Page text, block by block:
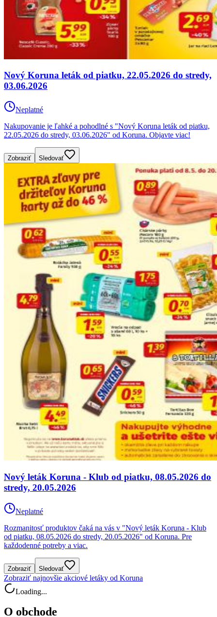
Nový Koruna leták od piatku, 22.05.2026 do stredy,
03.06.2026
Neplatné
Nakupovanie je ľahké a pohodlné s "Nový Koruna leták od piatku,
22.05.2026 do stredy, 03.06.2026" od Koruna. Objavte viac!
Zobraziť Sledovať
Nový leták Koruna - Klub od piatku, 08.05.2026 do
stredy, 20.05.2026
Neplatné
Rozmanitosť produktov čaká na vás v "Nový leták Koruna - Klub
od piatku, 08.05.2026 do stredy, 20.05.2026" od Koruna. Pre
každodenné potreby a viac.
Zobraziť Sledovať
Zobraziť najnovšie akciové letáky od Koruna
Loading...
O obchode